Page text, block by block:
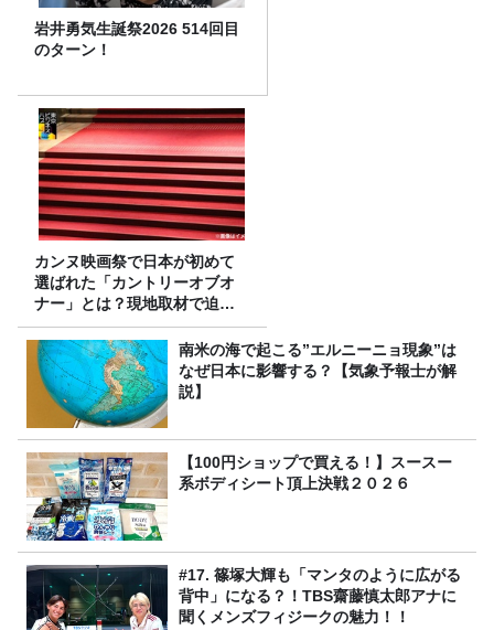
岩井勇気生誕祭2026 514回目
のターン！
カンヌ映画祭で日本が初めて
選ばれた「カントリーオブオ
ナー」とは？現地取材で迫る
選出の意味
南米の海で起こる”エルニーニョ現象”は
なぜ日本に影響する？【気象予報士が解
説】
【100円ショップで買える！】スースー
系ボディシート頂上決戦２０２６
#17. 篠塚大輝も「マンタのように広がる
背中」になる？！TBS齋藤慎太郎アナに
聞くメンズフィジークの魅力！！